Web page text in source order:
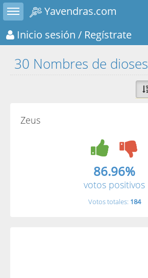
Toggle sidebar
Yavendras.com
Inicio sesión / Regístrate
30 Nombres de dioses
Zeus
86.96%
votos positivos
Votos totales: 184